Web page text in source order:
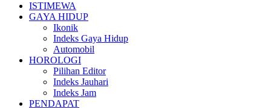
ISTIMEWA
GAYA HIDUP
Ikonik
Indeks Gaya Hidup
Automobil
HOROLOGI
Pilihan Editor
Indeks Jauhari
Indeks Jam
PENDAPAT